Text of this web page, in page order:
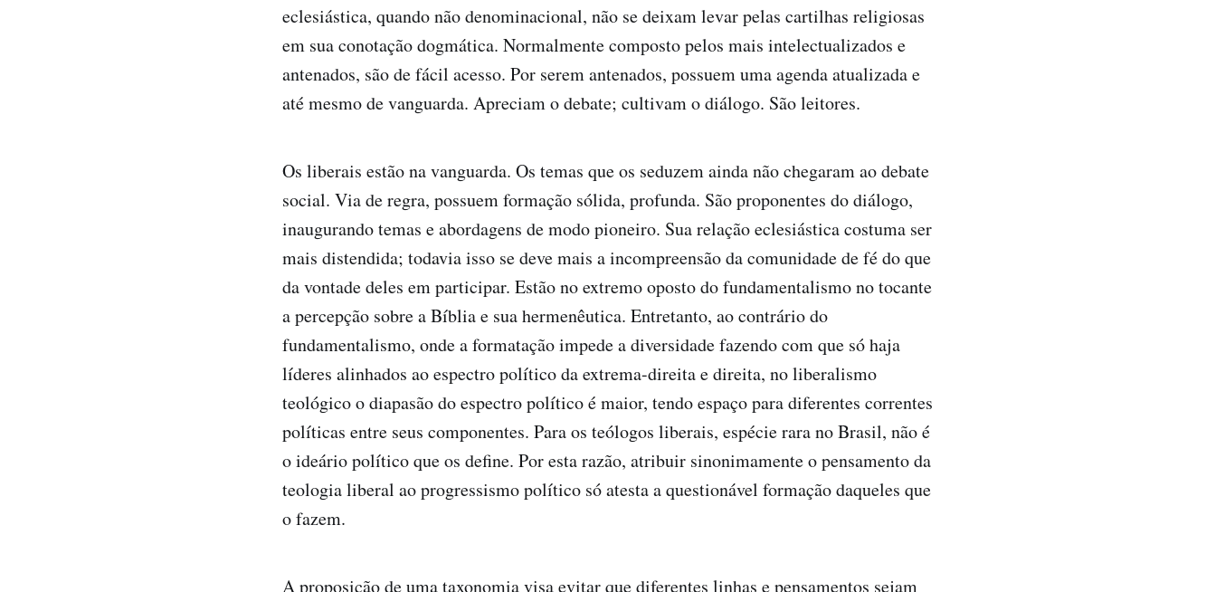
eclesiástica, quando não denominacional, não se deixam levar pelas cartilhas religiosas
em sua conotação dogmática. Normalmente composto pelos mais intelectualizados e
antenados, são de fácil acesso. Por serem antenados, possuem uma agenda atualizada e
até mesmo de vanguarda. Apreciam o debate; cultivam o diálogo. São leitores.
Os liberais estão na vanguarda. Os temas que os seduzem ainda não chegaram ao debate
social. Via de regra, possuem formação sólida, profunda. São proponentes do diálogo,
inaugurando temas e abordagens de modo pioneiro. Sua relação eclesiástica costuma ser
mais distendida; todavia isso se deve mais a incompreensão da comunidade de fé do que
da vontade deles em participar. Estão no extremo oposto do fundamentalismo no tocante
a percepção sobre a Bíblia e sua hermenêutica. Entretanto, ao contrário do
fundamentalismo, onde a formatação impede a diversidade fazendo com que só haja
líderes alinhados ao espectro político da extrema-direita e direita, no liberalismo
teológico o diapasão do espectro político é maior, tendo espaço para diferentes correntes
políticas entre seus componentes. Para os teólogos liberais, espécie rara no Brasil, não é
o ideário político que os define. Por esta razão, atribuir sinonimamente o pensamento da
teologia liberal ao progressismo político só atesta a questionável formação daqueles que
o fazem.
A proposição de uma taxonomia visa evitar que diferentes linhas e pensamentos sejam